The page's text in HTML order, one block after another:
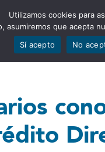
ESTADÍSTICAS
Utilizamos cookies para
asumiremos que acepta
Sí acepto
No